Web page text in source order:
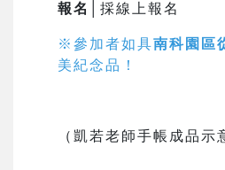
報名│ 採線上報名
※參加者如具南科園區
美紀念品！
（凱若老師手帳成品示